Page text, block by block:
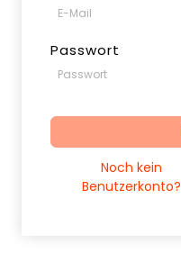
Passwort
Noch kein
Benutzerkonto?